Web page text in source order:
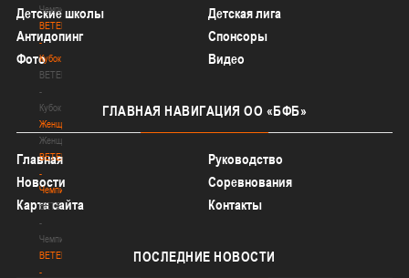
Чемпионат
BETERA
-
Кубок
BETERA
-
Кубок
Женщины
Женщины
BETERA
-
Чемпионат
BETERA
-
Чемпионат
BETERA
-
Детские школы
Детская лига
Антидопинг
Спонсоры
Фото
Видео
ГЛАВНАЯ НАВИГАЦИЯ ОО «БФБ»
Главная
Руководство
Новости
Соревнования
Карта сайта
Контакты
ПОСЛЕДНИЕ НОВОСТИ